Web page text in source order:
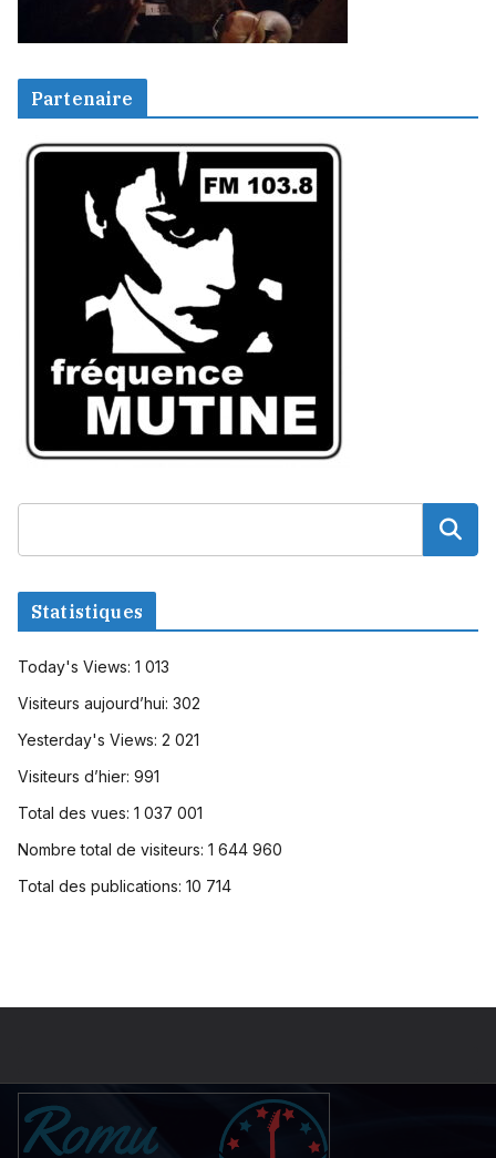
Partenaire
Statistiques
Today's Views: 1 013
Visiteurs aujourd’hui: 302
Yesterday's Views: 2 021
Visiteurs d’hier: 991
Total des vues: 1 037 001
Nombre total de visiteurs: 1 644 960
Total des publications: 10 714